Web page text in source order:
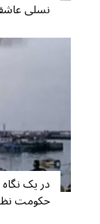
نسلی
در یک نگاه
حکومت